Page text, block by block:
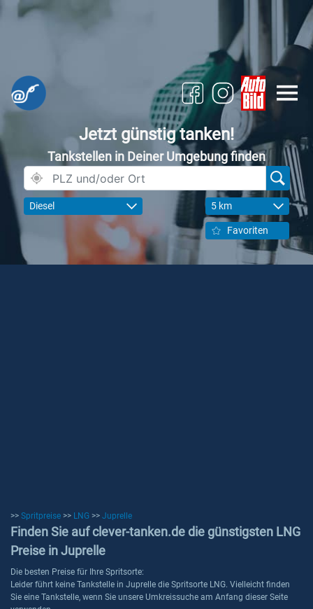
Jetzt günstig tanken!
Tankstellen in Deiner Umgebung finden
Diesel 5 km
Favoriten
>> Spritpreise >> LNG >> Juprelle
Finden Sie auf clever-tanken.de die günstigsten LNG
Preise in Juprelle
Die besten Preise für Ihre Spritsorte:
Leider führt keine Tankstelle in Juprelle die Spritsorte LNG. Vielleicht finden
Sie eine Tankstelle, wenn Sie unsere Umkreissuche am Anfang dieser Seite